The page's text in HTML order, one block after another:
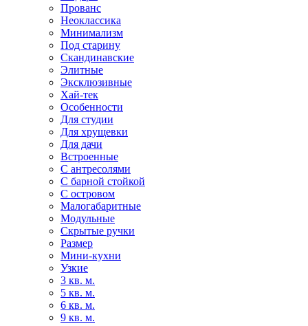
Прованс
Неоклассика
Минимализм
Под старину
Скандинавские
Элитные
Эксклюзивные
Хай-тек
Особенности
Для студии
Для хрущевки
Для дачи
Встроенные
С антресолями
С барной стойкой
С островом
Малогабаритные
Модульные
Скрытые ручки
Размер
Мини-кухни
Узкие
3 кв. м.
5 кв. м.
6 кв. м.
9 кв. м.